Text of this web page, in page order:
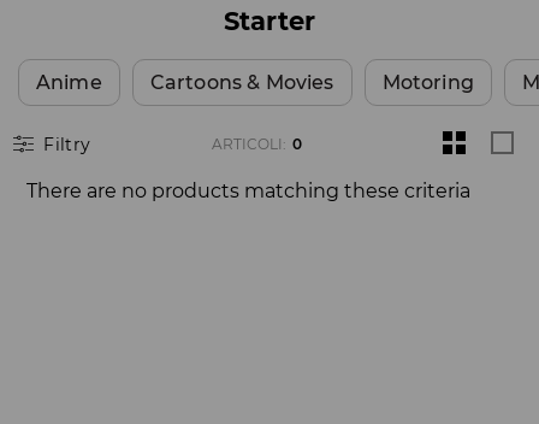
Starter
Anime Cartoons & Movies Motoring
Filtry ARTICOLI : 0
There are no products matching these criteria